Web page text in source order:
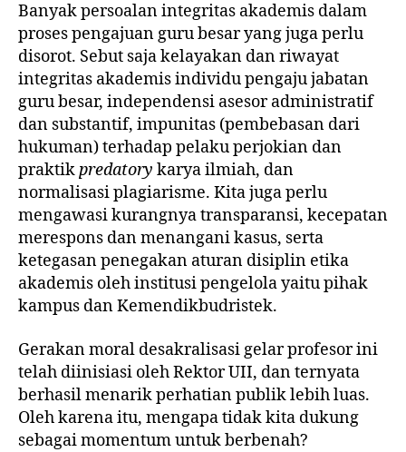
Banyak persoalan integritas akademis dalam
proses pengajuan guru besar yang juga perlu
disorot. Sebut saja kelayakan dan riwayat
integritas akademis individu pengaju jabatan
guru besar, independensi asesor administratif
dan substantif, impunitas (pembebasan dari
hukuman) terhadap pelaku perjokian dan
praktikpredatory karya ilmiah, dan
normalisasi plagiarisme. Kita juga perlu
mengawasi kurangnya transparansi, kecepatan
merespons dan menangani kasus, serta
ketegasan penegakan aturan disiplin etika
akademis oleh institusi pengelola yaitu pihak
kampus dan Kemendikbudristek.
Gerakan moral desakralisasi gelar profesor ini
telah diinisiasi oleh Rektor UII, dan ternyata
berhasil menarik perhatian publik lebih luas.
Oleh karena itu, mengapa tidak kita dukung
sebagai momentum untuk berbenah?